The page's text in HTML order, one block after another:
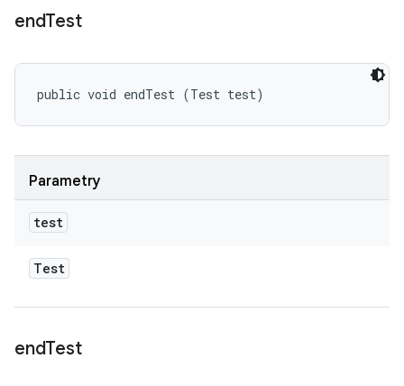
endTest
public void endTest (Test test)
Parametry
test
Test
endTest